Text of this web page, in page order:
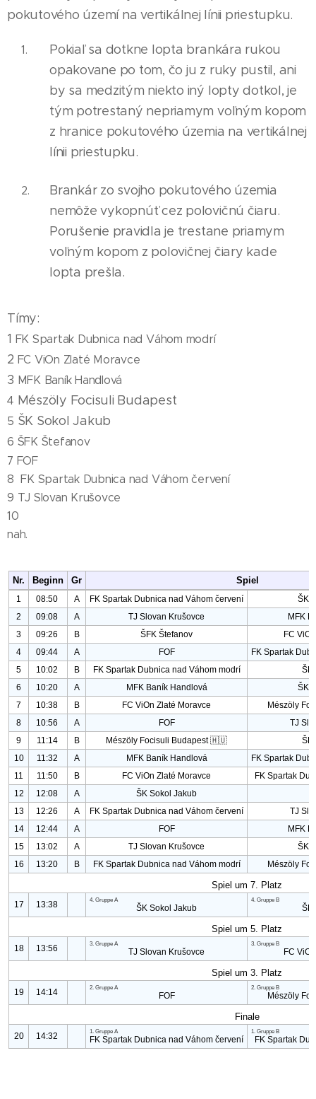
pokutového území na vertikálnej línii priestupku.
Pokiaľ sa dotkne lopta brankára rukou
opakovane po tom, čo ju z ruky pustil, ani
by sa medzitým niekto iný lopty dotkol, je
tým potrestaný nepriamym voľným kopom
z hranice pokutového územia na vertikálnej
línii priestupku.
Brankár zo svojho pokutového územia
nemôže vykopnúť cez polovičnú čiaru.
Porušenie pravidla je trestane priamym
voľným kopom z polovičnej čiary kade
lopta prešla.
Tímy:
1 FK Spartak Dubnica nad Váhom modrí
2 FC ViOn Zlaté Moravce
3 MFK Baník Handlová
4 Mészöly Focisuli Budapest 🇭🇺
5 ŠK Sokol Jakub
6 ŠFK Štefanov
7 FOF
8 FK Spartak Dubnica nad Váhom červení
9 TJ Slovan Krušovce
10
nah.